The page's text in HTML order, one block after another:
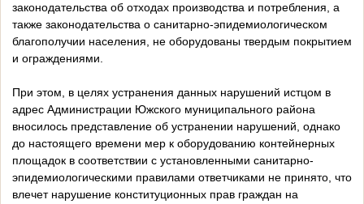
законодательства об отходах производства и потребления, а
также законодательства о санитарно-эпидемиологическом
благополучии населения, не оборудованы твердым покрытием
и ограждениями.
При этом, в целях устранения данных нарушений истцом в
адрес Администрации Южского муниципального района
вносилось представление об устранении нарушений, однако
до настоящего времени мер к оборудованию контейнерных
площадок в соответствии с установленными санитарно-
эпидемиологическими правилами ответчиками не принято, что
влечет нарушение конституционных прав граждан на